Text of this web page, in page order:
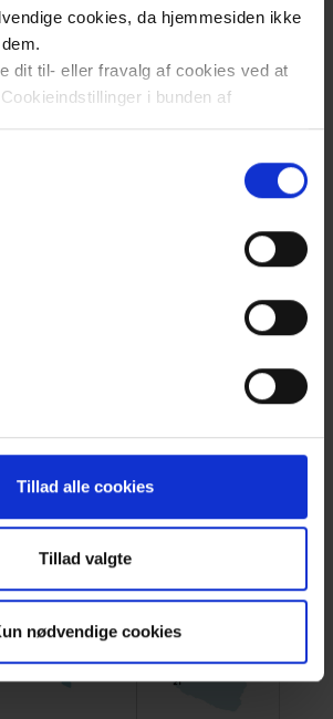
cookies, da hjemmesiden ikke
dit til- eller fravalg af cookies ved at
i bunden af
af cookies på vores hjemmeside
behandling af personoplysninger
Tillad alle cookies
Tillad valgte
nødvendige cookies